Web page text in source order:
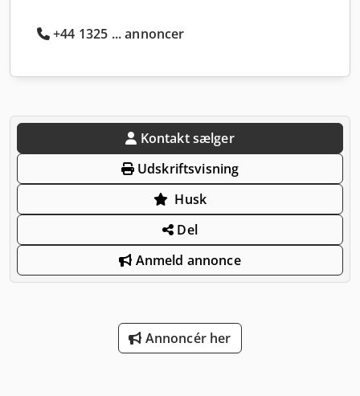
+44 1325 ... annoncer
Kontakt sælger
Udskriftsvisning
Husk
Del
Anmeld annonce
Annoncér her